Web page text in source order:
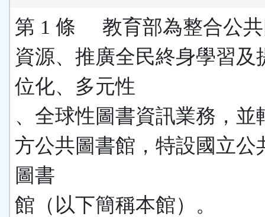
第 1 條 教育部為整合公共
資源、推廣全民終身學習及
位化、多元性
、全球性圖書資訊業務，並
方公共圖書館，特設國立公
圖書
館（以下簡稱本館）。